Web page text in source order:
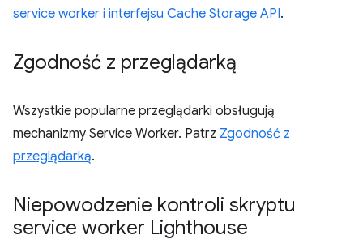
service worker i interfejsu Cache Storage API.
Zgodność z przeglądarką
Wszystkie popularne przeglądarki obsługują
mechanizmy Service Worker. Patrz Zgodność z
przeglądarką.
Niepowodzenie kontroli skryptu
service worker Lighthouse